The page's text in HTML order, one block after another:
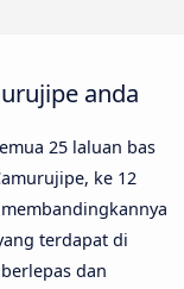
anda
25 laluan bas
ke 12
terdapat di
dan